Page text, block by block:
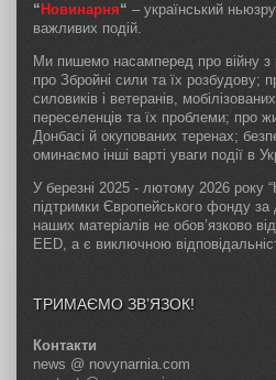
“ Новинарня“ – український
важливих подій.
Ми пишемо насамперед про війну з
про Збройні сили та їх розбудову;
силовиків і ветеранів,
переселенців та їх проблеми; про
Донбасі й окупованих теренах;
оминаємо інші варті уваги події в
У березні 2025 - лютому 2026 року
підтримки Європейського фонду
наших матеріалів не обов’язково
EED, а є виключною
ТРИМАЄМО ЗВ’ЯЗОК!
Контакти
news @ novynarnia.com